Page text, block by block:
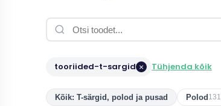
tooriided-t-sargid × Tühjenda kõik
Kõik: T-särgid, polod ja pusad Polod 131